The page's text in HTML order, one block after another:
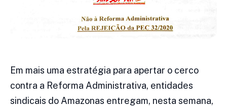
Em mais uma estratégia para apertar o cerco
contra a Reforma Administrativa, entidades
sindicais do Amazonas entregam, nesta semana,